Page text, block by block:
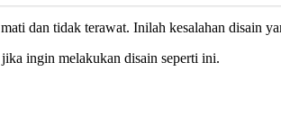
dan tidak terawat. Inilah kesalahan disain
ingin melakukan disain seperti ini.